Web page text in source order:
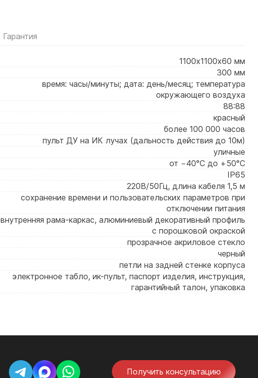
Гарантия
1100х1100х60 мм
300 мм
время: часы/минуты; дата: день/месяц; температура
окружающего воздуха
88:88
красный
более 100 000 часов
пульт ДУ на ИК лучах (дальность действия до 10м)
уличные
от −40°C до +50°C
IP65
220В/50Гц, длина кабеля 1,5 м
сохранение времени и пользовательских параметров при
отключении питания
внутренняя рама-каркас, алюминиевый декоративный профиль
с порошковой окраской
прозрачное акриловое стекло
черный
петли на задней стенке корпуса
электронное табло, ик-пульт, паспорт изделия, инструкция,
гарантийный талон, упаковка
Получить консультацию